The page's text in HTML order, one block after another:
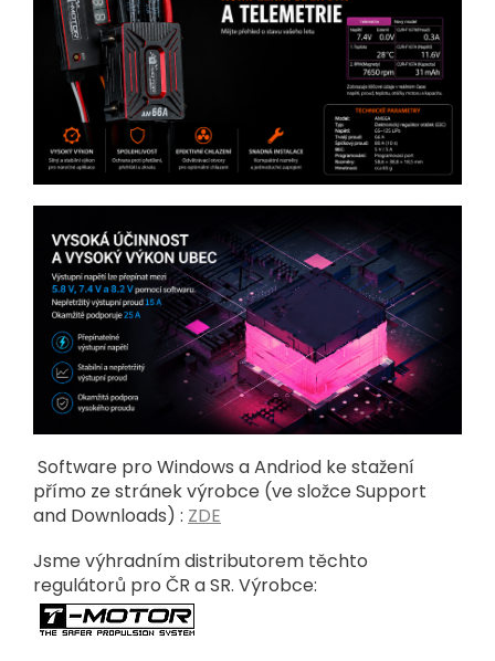
Software pro Windows a Andriod ke stažení
přímo ze stránek výrobce (ve složce Support
and Downloads) : ZDE
Jsme výhradním distributorem těchto
regulátorů pro ČR a SR. Výrobce: